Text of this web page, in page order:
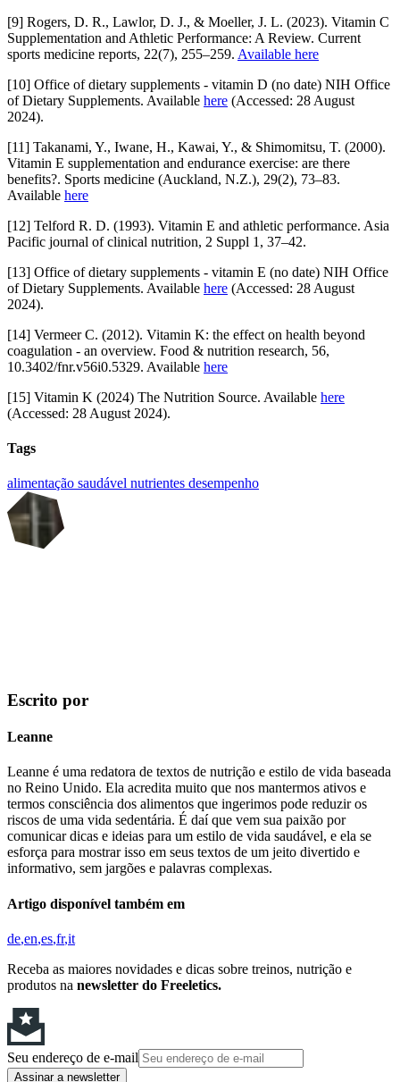
[9] Rogers, D. R., Lawlor, D. J., & Moeller, J. L. (2023). Vitamin C
Supplementation and Athletic Performance: A Review. Current
sports medicine reports, 22(7), 255–259. Available here
[10] Office of dietary supplements - vitamin D (no date) NIH Office
of Dietary Supplements. Available here (Accessed: 28 August
2024).
[11] Takanami, Y., Iwane, H., Kawai, Y., & Shimomitsu, T. (2000).
Vitamin E supplementation and endurance exercise: are there
benefits?. Sports medicine (Auckland, N.Z.), 29(2), 73–83.
Available here
[12] Telford R. D. (1993). Vitamin E and athletic performance. Asia
Pacific journal of clinical nutrition, 2 Suppl 1, 37–42.
[13] Office of dietary supplements - vitamin E (no date) NIH Office
of Dietary Supplements. Available here (Accessed: 28 August
2024).
[14] Vermeer C. (2012). Vitamin K: the effect on health beyond
coagulation - an overview. Food & nutrition research, 56,
10.3402/fnr.v56i0.5329. Available here
[15] Vitamin K (2024) The Nutrition Source. Available here
(Accessed: 28 August 2024).
Tags
alimentação saudável nutrientes desempenho
Escrito por
Leanne
Leanne é uma redatora de textos de nutrição e estilo de vida baseada
no Reino Unido. Ela acredita muito que nos mantermos ativos e
termos consciência dos alimentos que ingerimos pode reduzir os
riscos de uma vida sedentária. É daí que vem sua paixão por
comunicar dicas e ideias para um estilo de vida saudável, e ela se
esforça para mostrar isso em seus textos de um jeito divertido e
informativo, sem jargões e palavras complexas.
Artigo disponível também em
de en es fr it
Receba as maiores novidades e dicas sobre treinos, nutrição e
produtos na newsletter do Freeletics.
Seu endereço de e-mail
Assinar a newsletter